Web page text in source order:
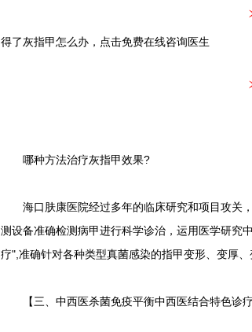
得了灰指甲怎么办，点击免费在线咨询医生
哪种方法治疗灰指甲效果?
海口肤康医院经过多年的临床研究和项目攻关
测设备准确检测病甲进行科学诊治，运用医学研究
疗",准确针对各种类型真菌感染的指甲变形、变厚、
【三、中西医杀菌免疫平衡中西医结合特色诊疗